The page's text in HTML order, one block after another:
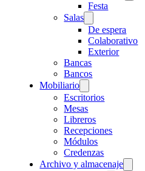
Festa
Salas
De espera
Colaborativo
Exterior
Bancas
Bancos
Mobiliario
Escritorios
Mesas
Libreros
Recepciones
Módulos
Credenzas
Archivo y almacenaje